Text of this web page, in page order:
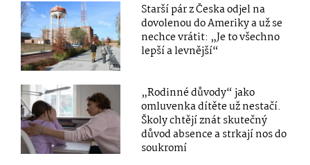
Starší pár z Česka odjel na
dovolenou do Ameriky a už se
nechce vrátit: „Je to všechno
lepší a levnější“
„Rodinné důvody“ jako
omluvenka dítěte už nestačí.
Školy chtějí znát skutečný
důvod absence a strkají nos do
soukromí